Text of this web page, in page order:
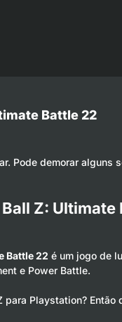
Battle 22
Pode demorar alguns
Z: Ultimate
Battle 22 é um jogo de
e Power Battle.
para Playstation?